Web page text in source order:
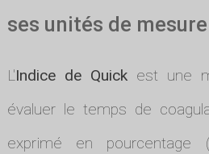
ses unités de
L'Indice de Quickest une
évaluer le temps de
exprimé en